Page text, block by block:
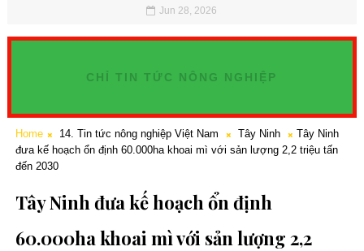
Jun 28, 2026
CHỈ TIN TỨC NÔNG NGHIỆP
Home 14. Tin tức nông nghiệp Việt Nam Tây Ninh
Tây Ninh
đưa kế hoạch ổn định 60.000ha khoai mì với sản lượng 2,2 triệu tấn
đến 2030
Tây Ninh đưa kế hoạch ổn định
60.000ha khoai mì với sản lượng 2,2